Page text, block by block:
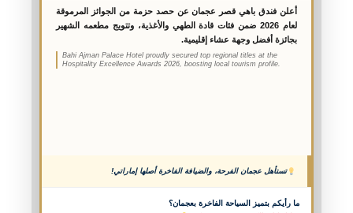
أعلن فندق باهي قصر عجمان عن حصد حزمة من الجوائز المرموقة
لعام 2026 ضمن فئات قادة الطهي والأغذية، وتتويج مطعمه الشهير
بجائزة أفضل وجهة عشاء إقليمية.
Bahi Ajman Palace Hotel proudly secured top regional titles at the
Hospitality Excellence Awards 2026, boosting local tourism profile.
تستأهل عجمان الفرحة، والضيافة الفاخرة أصلها إماراتي!
ما رأيكم بتميز السياحة الفاخرة بعجمان؟